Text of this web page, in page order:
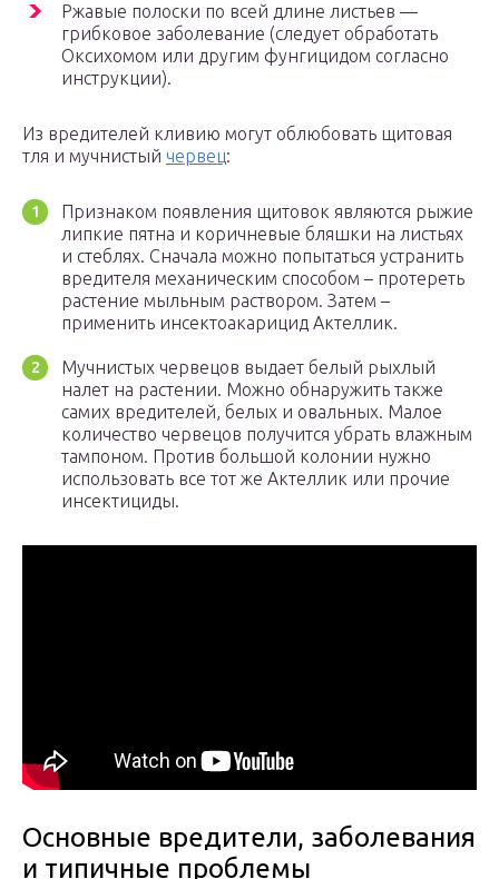
Ржавые полоски по всей длине листьев —
грибковое заболевание (следует обработать
Оксихомом или другим фунгицидом согласно
инструкции).
Из вредителей кливию могут облюбовать щитовая
тля и мучнистый червец:
Признаком появления щитовок являются рыжие
липкие пятна и коричневые бляшки на листьях
и стеблях. Сначала можно попытаться устранить
вредителя механическим способом – протереть
растение мыльным раствором. Затем –
применить инсектоакарицид Актеллик.
Мучнистых червецов выдает белый рыхлый
налет на растении. Можно обнаружить также
самих вредителей, белых и овальных. Малое
количество червецов получится убрать влажным
тампоном. Против большой колонии нужно
использовать все тот же Актеллик или прочие
инсектициды.
Основные вредители, заболевания
и типичные проблемы